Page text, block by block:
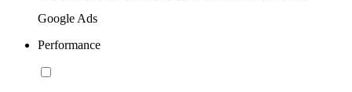
Google Ads
Performance